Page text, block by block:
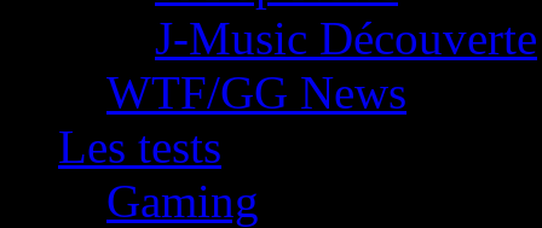
J-Music Découverte
WTF/GG News
Les tests
Gaming